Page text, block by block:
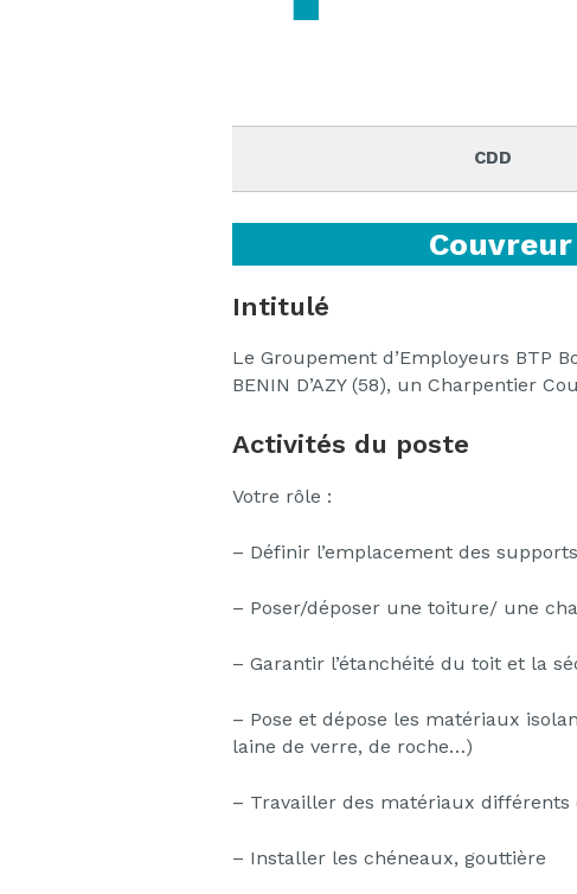
CDD
Intitulé
Le Groupement d’Employeurs BTP
BENIN D’AZY (58), un Charpentier
Activités du poste
Votre rôle :
– Définir l’emplacement des
– Poser/déposer une toiture/ une
– Garantir l’étanchéité du toit et la
– Pose et dépose les matériaux
laine de verre, de roche…)
– Travailler des matériaux différents
– Installer les chéneaux, gouttière